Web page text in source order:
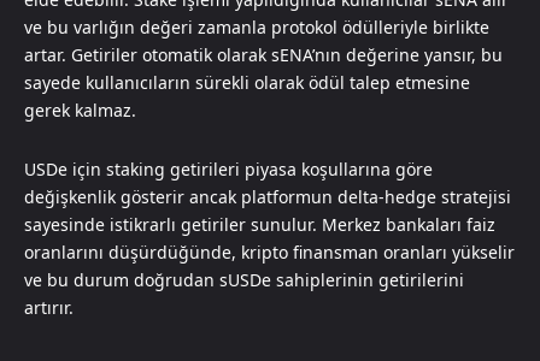
ve bu varlığın değeri zamanla protokol ödülleriyle birlikte
artar. Getiriler otomatik olarak sENA’nın değerine yansır, bu
sayede kullanıcıların sürekli olarak ödül talep etmesine
gerek kalmaz.
USDe için staking getirileri piyasa koşullarına göre
değişkenlik gösterir ancak platformun delta-hedge stratejisi
sayesinde istikrarlı getiriler sunulur. Merkez bankaları faiz
oranlarını düşürdüğünde, kripto finansman oranları yükselir
ve bu durum doğrudan sUSDe sahiplerinin getirilerini
artırır.